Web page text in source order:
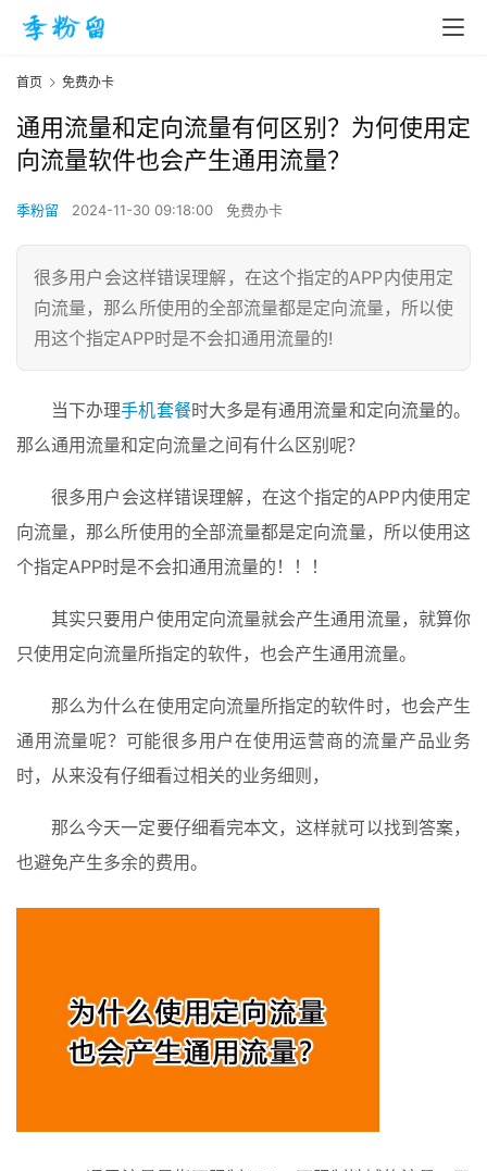
首页 免费办卡
通用流量和定向流量有何区别？为何使用定
向流量软件也会产生通用流量？
季粉留 2024-11-30 09:18:00 免费办卡
很多用户会这样错误理解，在这个指定的APP内使用定
向流量，那么所使用的全部流量都是定向流量，所以使
用这个指定APP时是不会扣通用流量的!
当下办理手机套餐时大多是有通用流量和定向流量的。
那么通用流量和定向流量之间有什么区别呢？
很多用户会这样错误理解，在这个指定的APP内使用定
向流量，那么所使用的全部流量都是定向流量，所以使用这
个指定APP时是不会扣通用流量的！！！
其实只要用户使用定向流量就会产生通用流量，就算你
只使用定向流量所指定的软件，也会产生通用流量。
那么为什么在使用定向流量所指定的软件时，也会产生
通用流量呢？可能很多用户在使用运营商的流量产品业务
时，从来没有仔细看过相关的业务细则，
那么今天一定要仔细看完本文，这样就可以找到答案，
也避免产生多余的费用。